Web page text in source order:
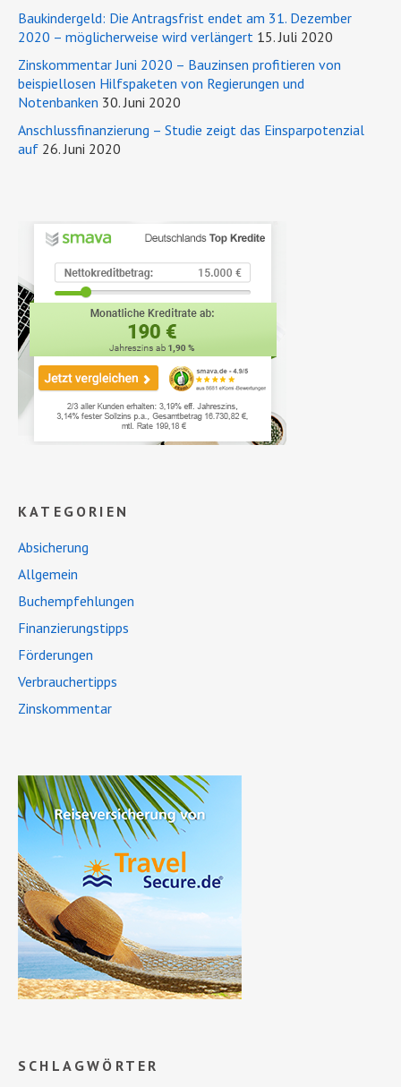
Baukindergeld: Die Antragsfrist endet am 31. Dezember
2020 – möglicherweise wird verlängert 15. Juli 2020
Zinskommentar Juni 2020 – Bauzinsen profitieren von
beispiellosen Hilfspaketen von Regierungen und
Notenbanken 30. Juni 2020
Anschlussfinanzierung – Studie zeigt das Einsparpotenzial
auf 26. Juni 2020
KATEGORIEN
Absicherung
Allgemein
Buchempfehlungen
Finanzierungstipps
Förderungen
Verbrauchertipps
Zinskommentar
SCHLAGWÖRTER